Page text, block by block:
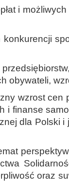
i
obywateli,
wzrost cen
i finanse
dla Polski i
oraz